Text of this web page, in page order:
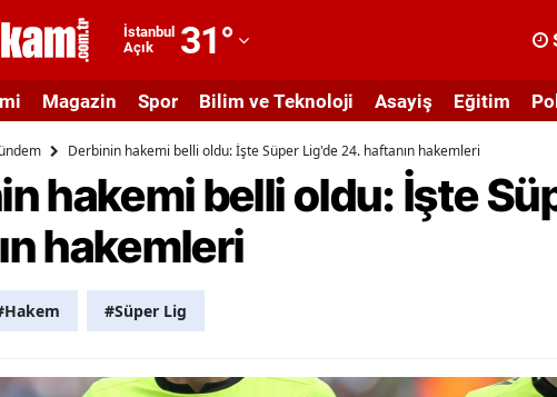
İstanbul
Açık
31°
Adıyaman
Afyonkarahisar
Ağrı
Amasya
Ankara
Artvin
Magazin Spor Bilim ve Teknoloji Asayiş Eğitim
Derbinin hakemi belli oldu: İşte Süper Lig'de 24. haftanın hakemleri
hakemi belli oldu: İşte
hakemleri
#Süper Lig